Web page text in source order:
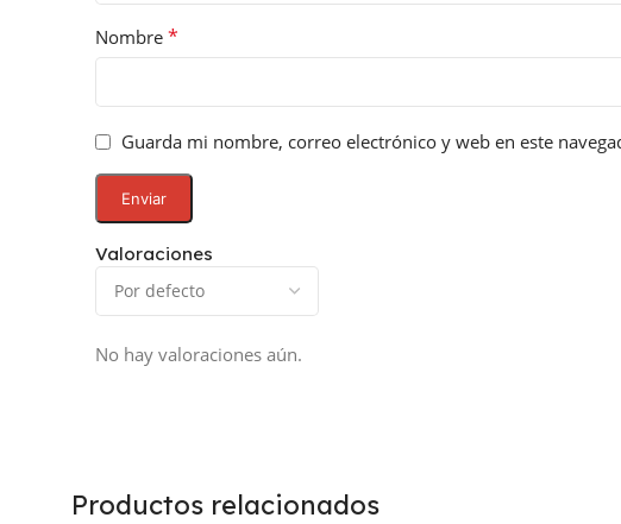
Valoraciones
No hay valoraciones aún.
Nombre *
Guarda mi nombre, correo electrónico y web en este
Productos relacionados